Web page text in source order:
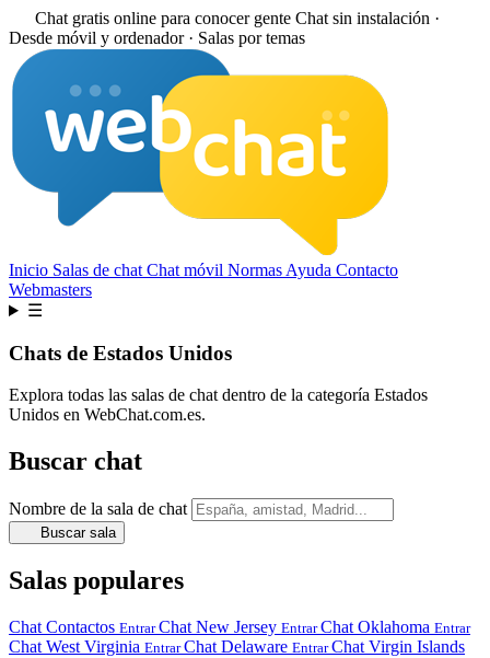
Chat gratis online para conocer gente Chat sin instalación ·
Desde móvil y ordenador · Salas por temas
Inicio Salas de chat Chat móvil Normas Ayuda Contacto
Webmasters
☰
Chats de Estados Unidos
Explora todas las salas de chat dentro de la categoría Estados
Unidos en WebChat.com.es.
Buscar chat
Nombre de la sala de chat
Buscar sala
Salas populares
Chat Contactos EntrarChat New Jersey EntrarChat Oklahoma Entrar
Chat West Virginia EntrarChat Delaware EntrarChat Virgin Islands